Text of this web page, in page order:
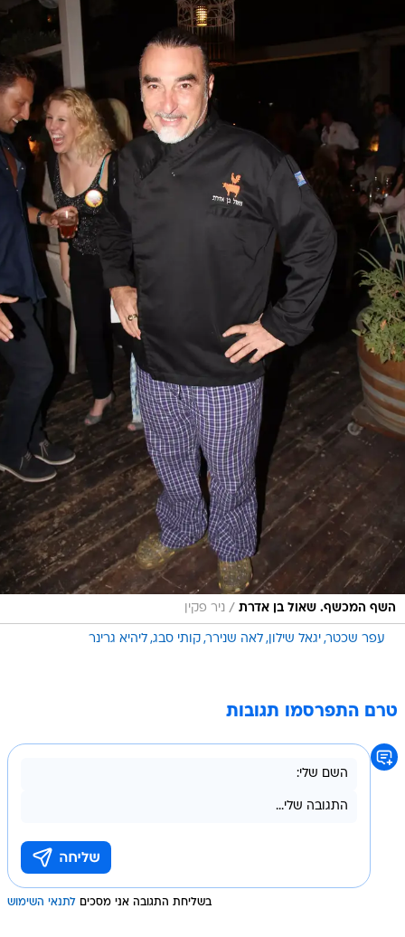
השף המכשף. שאול בן אדרת / ניר פקין
עפר שכטר יגאל שילון לאה שנירר קותי סבג ליהיא גרינר
טרם התפרסמו תגובות
בשליחת התגובה אני מסכים לתנאי השימוש